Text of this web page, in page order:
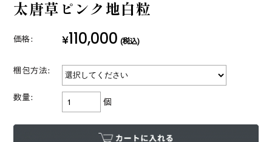
太唐草ピンク地白粒
価格: ¥110,000 (税込)
梱包方法:
数量: 個